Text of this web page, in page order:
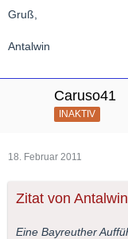
Gruß,
Antalwin
Caruso41
INAKTIV
18. Februar 2011
Zitat von Antalwin
Eine Bayreuther